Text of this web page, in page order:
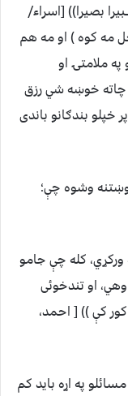
بصیرا)) [اسراء/
مه کوه ) او مه هم
ملامتۍ او
چاته خوښه شي رزق
خپلو بندګانو باندی
وشوه چې؛
کله چې جامو
وهي، او تندخوئی
کې )) [ احمد،
مسائلو په اړه باید کم